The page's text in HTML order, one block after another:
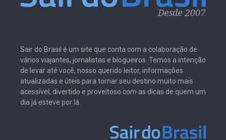
Sair do Brasil é um site que conta com a colaboração de
vários viajantes, jornalistas e blogueiros. Temos a intenção
de levar até você, nosso querido leitor, informações
atualizadas e úteis para tornar seu destino muito mais
acessível, divertido e proveitoso com as dicas de quem um
dia já esteve por lá.